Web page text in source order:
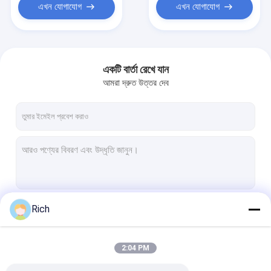
এখন যোগাযোগ এখন যোগাযোগ
একটি বার্তা রেখে যান
আমরা দ্রুত উত্তর দেব
Rich
2:04 PM